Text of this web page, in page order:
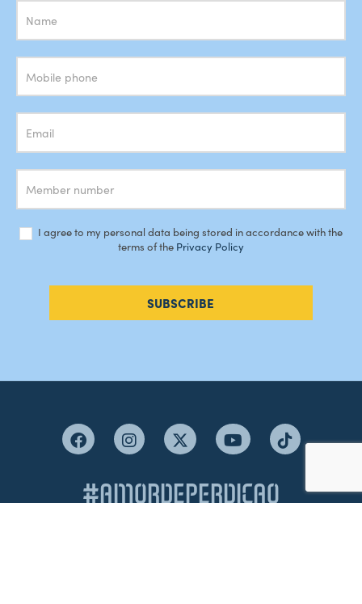
Subscrição
Newsletter
I agree to my personal data being stored in accordance with the
terms of the Privacy Policy
SUBSCRIBE
#AMORDEPERDICAO